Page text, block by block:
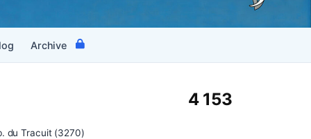
Archive
4 153
du Tracuit (3270)